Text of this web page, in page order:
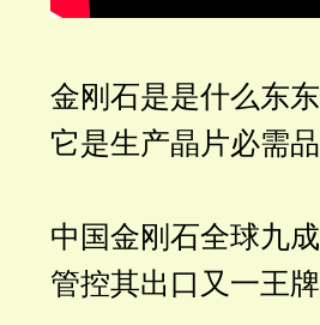
金刚石是是什么东东
它是生产晶片必需品
中国金刚石全球九成
管控其出口又一王牌